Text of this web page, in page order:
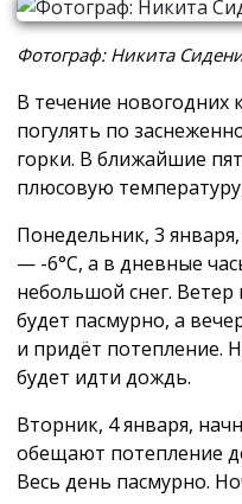
Фотограф: Никита
В течение новогодних
погулять по
горки. В ближайшие
плюсовую
Понедельник, 3
— -6°С, а в дневные
небольшой снег.
будет пасмурно, а
и придёт потепление.
будет идти дождь.
Вторник, 4 января,
обещают потепление
Весь день пасмурно.